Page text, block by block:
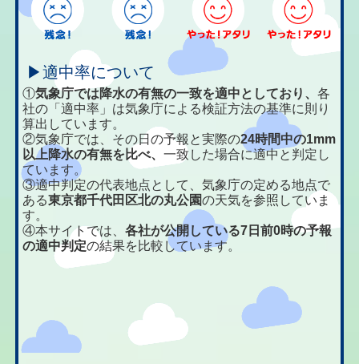
▶適中率について
①気象庁では降水の有無の一致を適中としており、各
社の「適中率」は気象庁による検証方法の基準に則り
算出しています。
②気象庁では、その日の予報と実際の24時間中の1mm
以上降水の有無を比べ、一致した場合に適中と判定し
ています。
③適中判定の代表地点として、気象庁の定める地点で
ある東京都千代田区北の丸公園の天気を参照していま
す。
④本サイトでは、各社が公開している7日前0時の予報
の適中判定の結果を比較しています。